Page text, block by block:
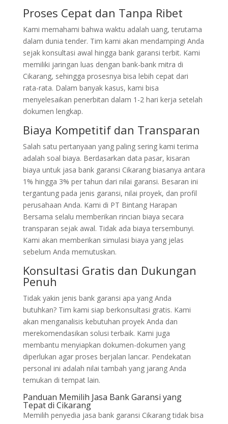
Proses Cepat dan Tanpa Ribet
Kami memahami bahwa waktu adalah uang, terutama
dalam dunia tender. Tim kami akan mendampingi Anda
sejak konsultasi awal hingga bank garansi terbit. Kami
memiliki jaringan luas dengan bank-bank mitra di
Cikarang, sehingga prosesnya bisa lebih cepat dari
rata-rata. Dalam banyak kasus, kami bisa
menyelesaikan penerbitan dalam 1-2 hari kerja setelah
dokumen lengkap.
Biaya Kompetitif dan Transparan
Salah satu pertanyaan yang paling sering kami terima
adalah soal biaya. Berdasarkan data pasar, kisaran
biaya untuk jasa bank garansi Cikarang biasanya antara
1% hingga 3% per tahun dari nilai garansi. Besaran ini
tergantung pada jenis garansi, nilai proyek, dan profil
perusahaan Anda. Kami di PT Bintang Harapan
Bersama selalu memberikan rincian biaya secara
transparan sejak awal. Tidak ada biaya tersembunyi.
Kami akan memberikan simulasi biaya yang jelas
sebelum Anda memutuskan.
Konsultasi Gratis dan Dukungan
Penuh
Tidak yakin jenis bank garansi apa yang Anda
butuhkan? Tim kami siap berkonsultasi gratis. Kami
akan menganalisis kebutuhan proyek Anda dan
merekomendasikan solusi terbaik. Kami juga
membantu menyiapkan dokumen-dokumen yang
diperlukan agar proses berjalan lancar. Pendekatan
personal ini adalah nilai tambah yang jarang Anda
temukan di tempat lain.
Panduan Memilih Jasa Bank Garansi yang
Tepat di Cikarang
Memilih penyedia jasa bank garansi Cikarang tidak bisa